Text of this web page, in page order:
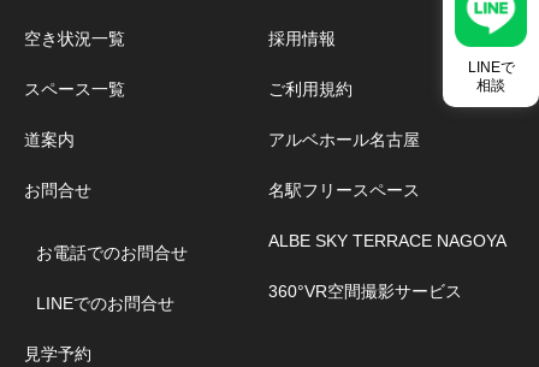
LINEで
相談
空き状況一覧
スペース一覧
道案内
お問合せ
お電話でのお問合せ
LINEでのお問合せ
見学予約
採用情報
ご利用規約
アルベホール名古屋
名駅フリースペース
ALBE SKY TERRACE NAGOYA
360°VR空間撮影サービス